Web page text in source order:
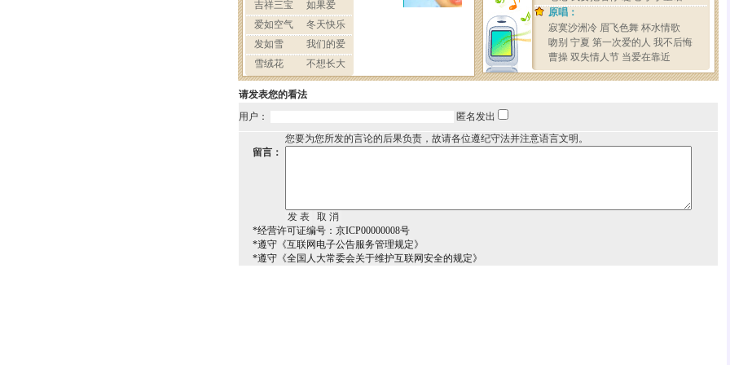
请发表您的看法
用户：
匿名发出
您要为您所发的言论的后果负责，故请各位遵纪守法并注意语言文明。
留言：
*经营许可证编号：京ICP00000008号
*遵守《互联网电子公告服务管理规定》
*遵守《全国人大常委会关于维护互联网安全的规定》